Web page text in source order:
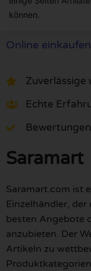
können.
Online einkaufen
Zuverlässige
Echte
Saramart
Saramart.com ist
Einzelhändler,
besten Angebote
anzubieten. Der
Artikeln zu